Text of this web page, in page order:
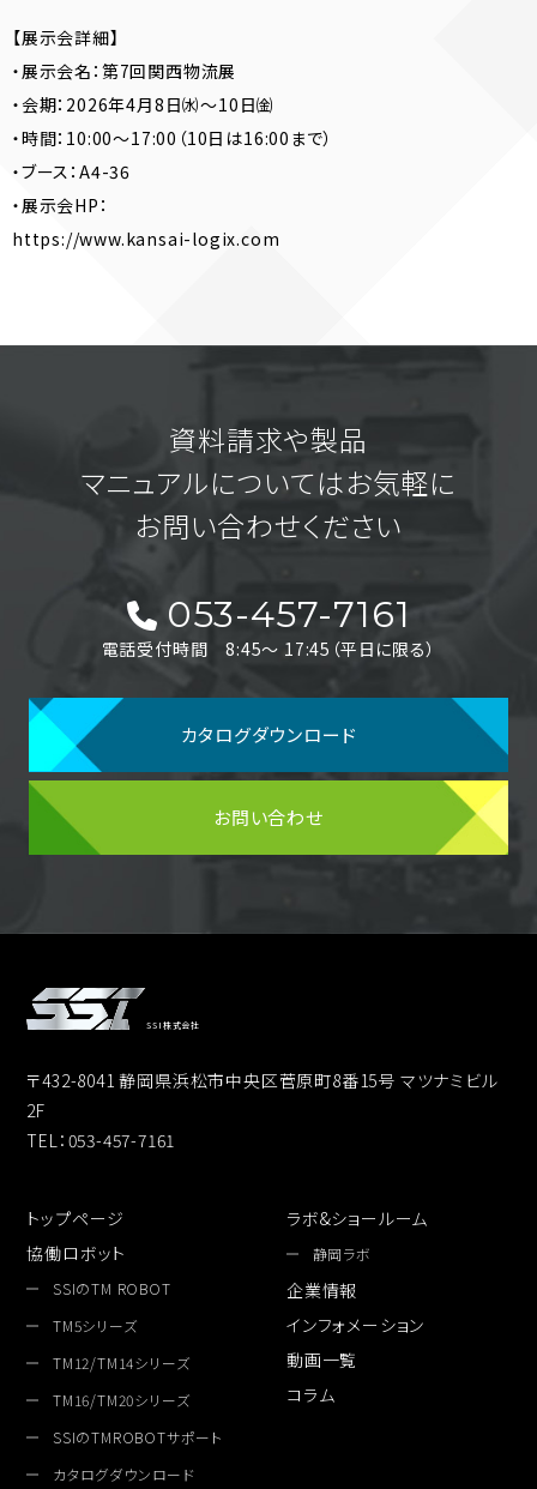
【展示会詳細】
・展示会名：第7回関西物流展
・会期：2026年4月8日㈬〜10日㈮
・時間：10:00〜17:00（10日は16:00まで）
・ブース：A4-36
・展示会HP：
https://www.kansai-logix.com
資料請求や製品
マニュアルについてはお気軽に
お問い合わせください
053-457-7161
電話受付時間 8:45〜 17:45（平日に限る）
カタログダウンロード
お問い合わせ
SSI株式会社
〒432-8041 静岡県浜松市中央区菅原町8番15号 マツナミビル
2F
TEL：053-457-7161
トップページ
協働ロボット
SSIのTM ROBOT
TM5シリーズ
TM12/TM14シリーズ
TM16/TM20シリーズ
SSIのTMROBOTサポート
カタログダウンロード
ラボ&ショールーム
静岡ラボ
企業情報
インフォメーション
動画一覧
コラム